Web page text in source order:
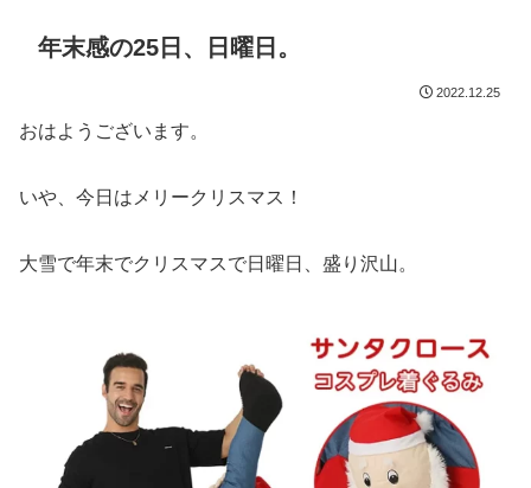
年末感の25日、日曜日。
2022.12.25
おはようございます。
いや、今日はメリークリスマス！
大雪で年末でクリスマスで日曜日、盛り沢山。